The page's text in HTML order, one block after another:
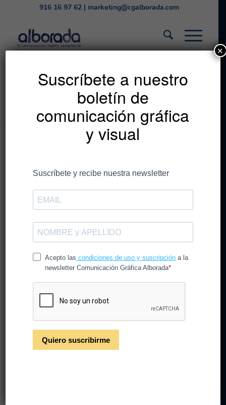
916 16 97 62| marketing@cgalborada.com
La pasión por la bici
tiene recompensa
Una campeona del mundo
junto al CX Valdecross,
patrocinado por
Comunicación Gráfica
Alborada
Sandra Pastor del Equipo Physiorelax Valdecross
patrocinado por Comunicación Gráfica Alborada ha ganado
el Campeonato del Mundo Máster Mtb en Cerro Bayo
Suscríbete a nuestro
boletín de
comunicación gráfica
y visual
✕